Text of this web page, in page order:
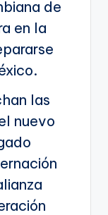
de
en la
las
nuevo